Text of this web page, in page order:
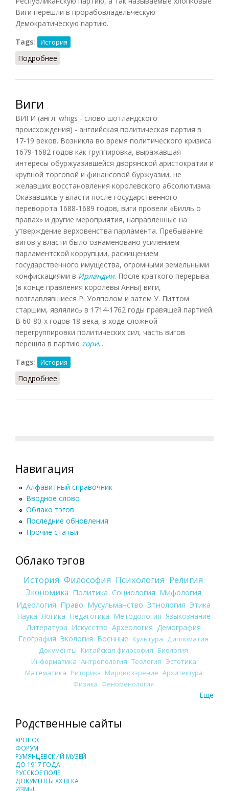
Виги перешли в прорабовладельческую
Демократическую партию.
Tags:
История
Подробнее
Виги
ВИГИ (англ. whigs - слово шотландского
происхождения) - английская политическая партия в
17-19 веков. Возникла во время политического кризиса
1679-1682 годов как группировка, выражавшая
интересы обуржуазившейся дворянской аристократии и
крупной торговой и финансовой буржуазии, не
желавших восстановления королевского абсолютизма.
Оказавшись у власти после государственного
переворота 1688-1689 годов, виги провели «Билль о
правах» и другие мероприятия, направленные на
утверждение верховенства парламента. Пребывание
вигов у власти было ознаменовано усилением
парламентской коррупции, расхищением
государственного имущества, огромными земельными
конфискациями в Ирландии. После краткого перерыва
(в конце правления королевы Анны) виги,
возглавлявшиеся Р. Уолполом и затем У. Питтом
старшим, являлись в 1714-1762 годы правящей партией.
В 60-80-х годов 18 века, в ходе сложной
перегруппировки политических сил, часть вигов
перешла в партию тори...
Tags:
История
Подробнее
Навигация
Алфавитный справочник
Вводное слово
Облако тэгов
Последние обновления
Прочие статьи
Облако тэгов
История Философия Психология Религия
Экономика Политика Социология Мифология
Идеология Право Мусульманство Этнология Этика
Наука Логика Педагогика Методология Языкознание
Литература Искусство Археология Демография
География Экология Военные Культура
Дипломатия
Документы Китайская философия Биология
Информатика Антропология Теология Эстетика
Математика Риторика Мировоззрение Архитектура
Физика Феноменология
Еще
Родственные сайты
ХРОНОС
ФОРУМ
РУМЯНЦЕВСКИЙ МУЗЕЙ
ДО 1917 ГОДА
РУССКОЕ ПОЛЕ
ДОКУМЕНТЫ XX ВЕКА
ИЗМЫ